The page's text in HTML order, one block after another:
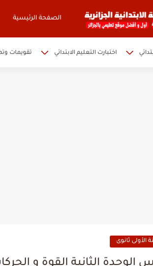
الصفحة الرئيسية
اختبارت التعليم الابتدائي تقويمات
الأولى ثانوى